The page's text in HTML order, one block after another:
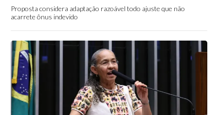
Proposta considera adaptação razoável todo ajuste que não
acarrete ônus indevido